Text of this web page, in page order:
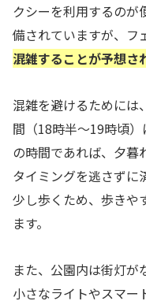
クシーを利用するのが
備されていますが、フ
混雑することが予想さ
混雑を避けるためには
間（18時半〜19時頃
の時間であれば、夕暮
タイミングを逃さずに
少し歩くため、歩きや
ます。
また、公園内は街灯
小さなライトやスマー